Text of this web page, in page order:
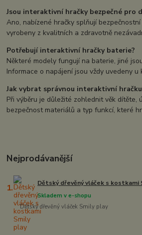
Jsou interaktivní hračky bezpečné pro
Ano, nabízené hračky splňují
vyrobeny z kvalitních a zdravotně
Potřebují interaktivní hračky baterie?
Některé modely fungují na baterie, jiné
Informace o napájení jsou vždy uvedeny
Jak vybrat správnou interaktivní
Při výběru je důležité zohlednit věk dítěte,
bezpečnost materiálů a typ funkcí, které
Nejprodávanější
1. Dětský dřevěný vláček s kostkami
Dětský dřevěný vláček Smily play
Skladem v e-shopu